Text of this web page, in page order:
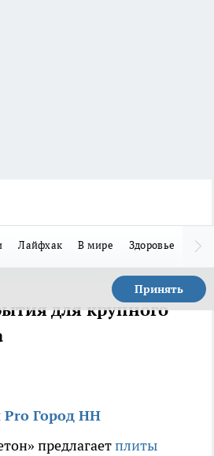
Лайфхак В мире Здоровье
Принять
для крупного
Pro Город НН
предлагаетплиты